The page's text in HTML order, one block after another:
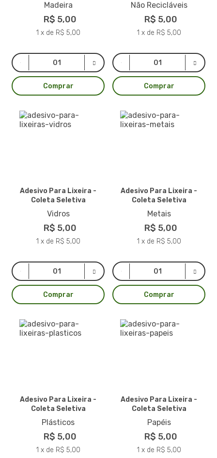
Madeira
R$ 5,00
1 x de R$ 5,00
Comprar
Não Recicláveis
R$ 5,00
1 x de R$ 5,00
Comprar
Adesivo Para Lixeira -
Coleta Seletiva
Vidros
R$ 5,00
1 x de R$ 5,00
Comprar
Adesivo Para Lixeira -
Coleta Seletiva
Metais
R$ 5,00
1 x de R$ 5,00
Comprar
Adesivo Para Lixeira -
Coleta Seletiva
Plásticos
R$ 5,00
1 x de R$ 5,00
Adesivo Para Lixeira -
Coleta Seletiva
Papéis
R$ 5,00
1 x de R$ 5,00